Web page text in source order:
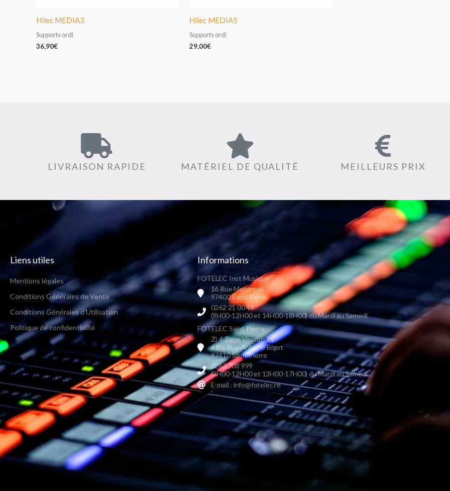
Hilec MEDIA3
Supports ordi
36,90€
Hilec MEDIA5
Supports ordi
29,00€
LIVRAISON RAPIDE MATÉRIEL DE QUALITÉ MEILLEURS PRIX
Liens utiles
Mentions légales
Conditions Générales de Vente
Conditions Générales d'Utilisation
Politique de confidentialité
Informations
FOTELEC Inst Musique
16 Rue Montreuil
97400 Saint-Denis
0262 21 00 48
(9H00-12H00 et 14H00-18H00) du Mardi au Samedi
FOTELEC Saint Pierre
ZI 4 Zone Vayaboury
4 Bis Rue Antoine Bigot
97410 Saint Pierre
0262 708 999
(9H00-12H00 et 13H00-17H00) du Mardi au Samedi
E-mail : info@fotelec.re